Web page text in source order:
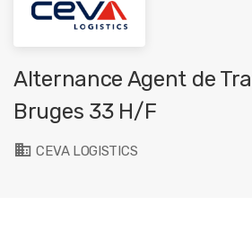
Alternance Agent de
Bruges 33 H/F
CEVA LOGISTICS